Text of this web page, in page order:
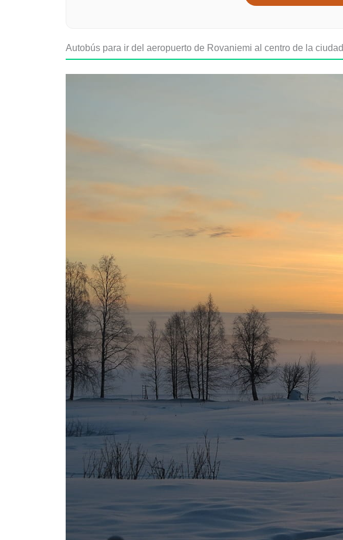
Autobús para ir del aeropuerto de Rovaniemi al centro de la ciudad